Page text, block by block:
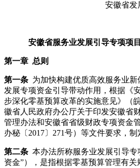
安徽省
安徽省服务业发展引导专项项
第一章 总则
第一条 为加快构建优质高效服务业
发展专项资金引导带动作用，根据《
步深化零基预算改革的实施意见》（
徽省人民政府办公厅关于印发安徽省
管理办法和安徽省省级财政专项资金
办秘〔2017〕271号）等文件要求，制
第二条 本办法所称服务业发展引导专
资金”），是指根据零基预算管理有